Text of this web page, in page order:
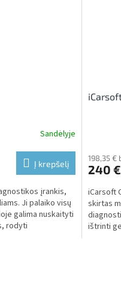
Sandėlyje
Į krepšelį
įrankis,
Ji palaiko visų
galima nuskaityti
rodyti
198,35 €
240 €
iCarsoft
skirtas
ištrinti